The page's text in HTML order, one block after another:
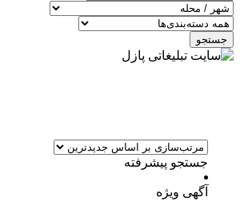
جستجو
جستجو پیشرفته
آگهی ویژه